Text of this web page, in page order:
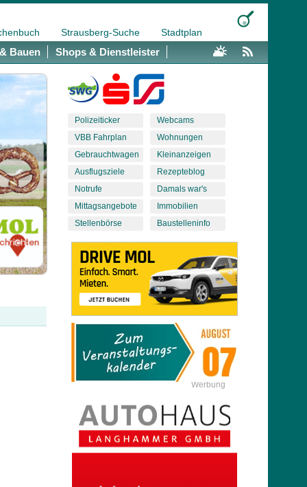
Strausberg-Suche Stadtplan
Bauen Shops & Dienstleister
Polizeiticker
VBB Fahrplan
Gebrauchtwagen
Ausflugsziele
Notrufe
Mittagsangebote
Stellenbörse
Webcams
Wohnungen
Kleinanzeigen
Rezepteblog
Damals war's
Immobilien
Baustelleninfo
Werbung